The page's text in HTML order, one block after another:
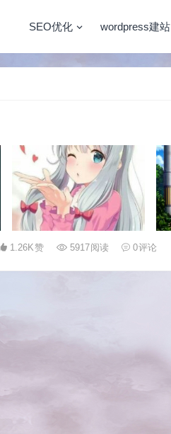
SEO优化 wordpress建站
1.26K赞 5917阅读 0评论